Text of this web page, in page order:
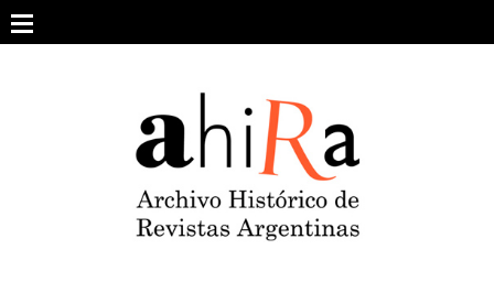
content
ARCHIVO DE REVISTAS
ESTUDIOS CRÍTICOS